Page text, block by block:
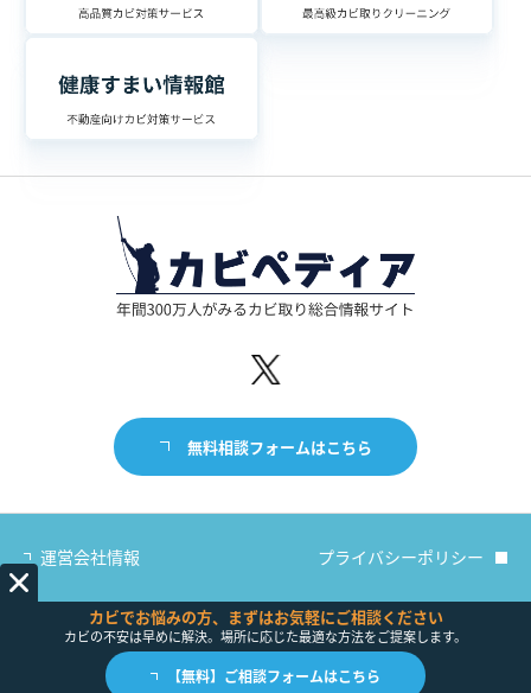
無料相談フォームはこちら
運営会社情報 プライバシーポリシー
カビでお悩みの方、まずはお気軽にご相談ください
カビの不安は早めに解決。場所に応じた最適な方法をご提案します。
【無料】ご相談フォームはこちら